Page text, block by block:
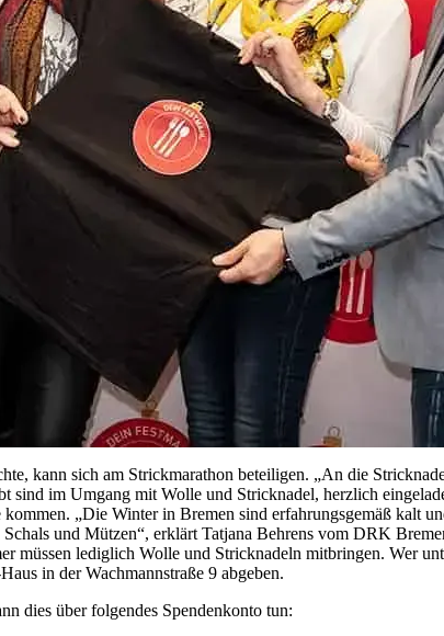
kann sich am Strickmarathon beteiligen. „An die
sind im Umgang mit Wolle und Stricknadel, herzlich
„Die Winter in Bremen sind erfahrungsgemäß kalt
und Mützen“, erklärt Tatjana Behrens vom DRK
müssen lediglich Wolle und Stricknadeln mitbringen. Wer
in der Wachmannstraße 9 abgeben.
dies über folgendes Spendenkonto tun: